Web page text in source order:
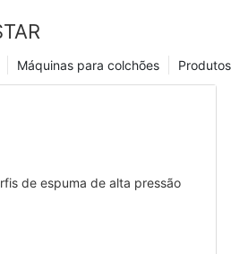
Produtos
Máquinas para colchões